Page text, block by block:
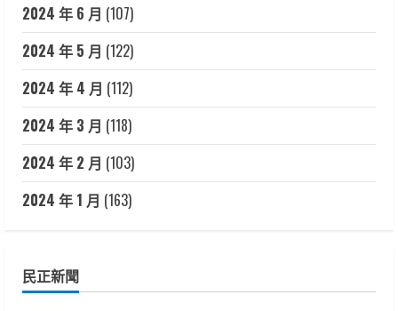
2024 年 6 月 (107)
2024 年 5 月 (122)
2024 年 4 月 (112)
2024 年 3 月 (118)
2024 年 2 月 (103)
2024 年 1 月 (163)
民正新聞